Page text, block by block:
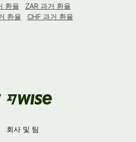
환율
ZAR 과거 환율
환율
CHF 과거 환율
회사 및 팀